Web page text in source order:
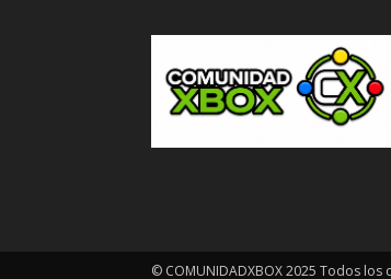
© COMUNIDADXBOX 2025 Todos